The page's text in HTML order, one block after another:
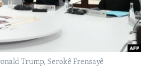
Trump, Serokê Frensayê